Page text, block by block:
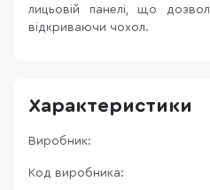
лицьовій панелі, що
відкриваючи чохол.
Характеристики
Виробник:
Код виробника: